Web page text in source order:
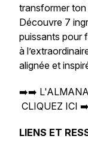
transformer ton
Découvre 7
puissants pour
à
alignée et
➡️➡️
CLIQUEZ ICI
LIENS ET